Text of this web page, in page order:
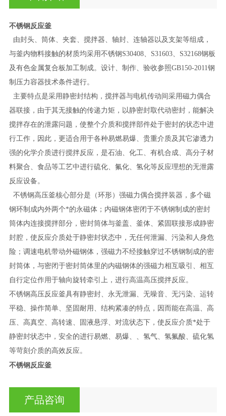
不锈钢反应釜
由封头、筒体、夹套、搅拌器、轴封、连轴器以及支架等组成，
与釜内物料接触的材质均采用不锈钢S30408、S31603、S32168钢板
及有色金属复合板加工制成。设计、制作、验收参照GB150-2011钢
制压力容器技术条件进行。
主要特点是采用静密封结构，搅拌器与电机传动间采用磁力偶合
器联接，由于其无接触的传递力矩，以静密封取代动密封，能解决
搅拌存在的泄露问题，使整个介质和搅拌部件处于密封的状态中进
行工作，因此，更适合用于各种易燃易爆、贵重介质及其它渗透力
强的化学介质进行搅拌反应，是石油、化工、有机合成、高分子材
料聚合、食品等工艺中进行硫化、氟化、氢化等反应理想的无泄露
反应设备。
不锈钢高压釜核心部分是（环形）强磁力偶合搅拌装器，多个磁
钢环制成内外两个*的永磁体；内磁钢体密闭于不锈钢制成的密封
筒体内连接搅拌部分，密封筒体与釜盖、釜体、紧固联接形成静密
封腔，使反应介质处于静密封状态中，无任何泄漏、污染和人身危
险；调速电机带动外磁钢体，强磁力不经接触穿过不锈钢制成的密
封筒体，与密闭于密封筒体里的内磁钢体的强磁力相互吸引、相互
自行定位作用于轴向旋转牵引上，进行高温高压搅拌反应。
不锈钢高压反应釜具有静密封、永无泄漏、无噪音、无污染、运转
平稳、操作简单、坚固耐用、结构紧凑的特点，因而能在高温、高
压、高真空、高转速、固液悬浮、对流状态下，使反应介质*处于
静密封状态中，安全的进行易燃、易爆、、氢气、氢氟酸、硫化氢
等苛刻介质的高效反应。
不锈钢反应釜
产品咨询